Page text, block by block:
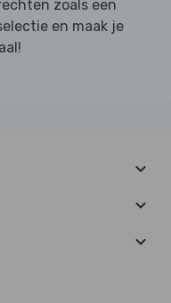
zoals een
en maak je